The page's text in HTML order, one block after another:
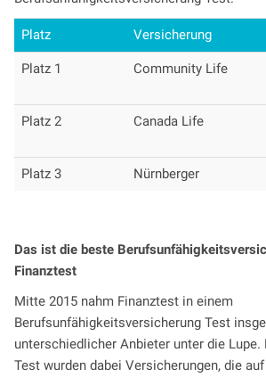
Platz Versicherung
Platz 1 Community Life
Platz 2 Canada Life
Platz 3 Nürnberger
Das ist die beste
Finanztest
Mitte 2015 nahm Finanztest in einem
Berufsunfähigkeitsversicherung Test
unterschiedlicher Anbieter unter die
Test wurden dabei Versicherungen, die